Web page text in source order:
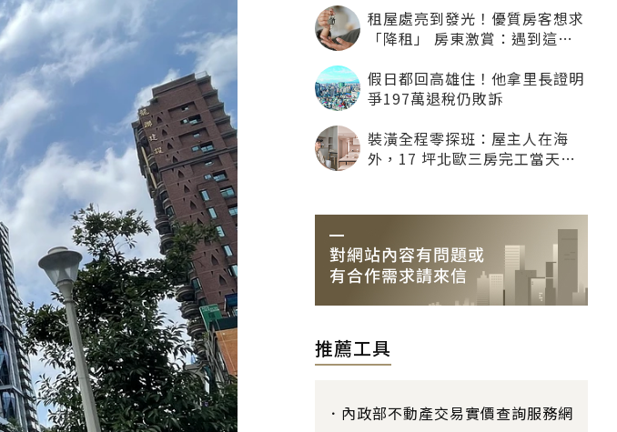
租屋處亮到發光！優質房客想求
「降租」 房東激賞：遇到這種
假日都回高雄住！他拿里長證明
爭197萬退稅仍敗訴
裝潢全程零探班：屋主人在海
外，17 坪北歐三房完工當天才
推薦工具
內政部不動產交易實價查詢服務網